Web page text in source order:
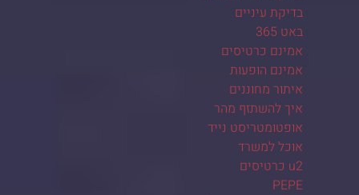
בדיקת עיניים
באט 365
אמינם כרטיסים
אמינם הופעות
איתור מחוננים
איך להשתזף מהר
אופטומטריסט נייד
אוכל למשרד
u2 כרטיסים
PEPE